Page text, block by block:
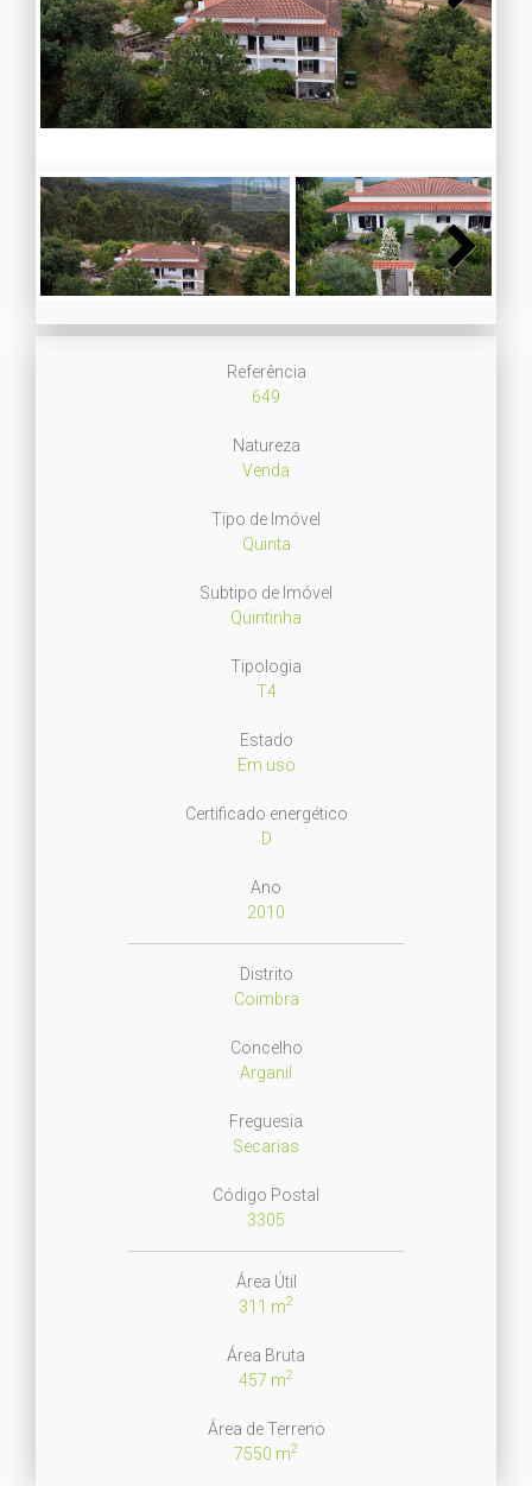
Next
Next
Referência
649
Natureza
Venda
Tipo de Imóvel
Quinta
Subtipo de Imóvel
Quintinha
Tipologia
T4
Estado
Em uso
Certificado energético
D
Ano
2010
Distrito
Coimbra
Concelho
Arganil
Freguesia
Secarias
Código Postal
3305
Área Útil
311 m2
Área Bruta
457 m2
Área de Terreno
7550 m2